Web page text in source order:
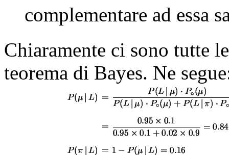
complementare ad essa
Chiaramente ci sono tutte
teorema di Bayes. Ne